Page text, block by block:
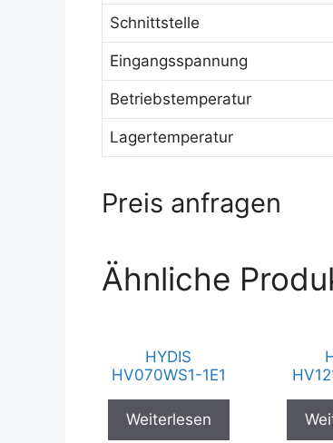
Schnittstelle
Eingangsspannung
Betriebstemperatur
Lagertemperatur
Preis anfragen
Ähnliche
HYDIS
HV070WS1-1E1
Weiterlesen